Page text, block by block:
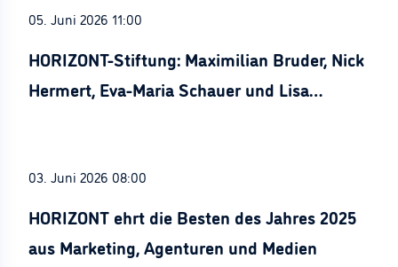
05. Juni 2026 11:00
HORIZONT-Stiftung: Maximilian Bruder, Nick
Hermert, Eva-Maria Schauer und Lisa
03. Juni 2026 08:00
HORIZONT ehrt die Besten des Jahres 2025
aus Marketing, Agenturen und Medien